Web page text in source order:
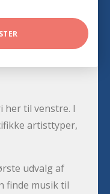
her til venstre. I
artisttyper,
udvalg af
finde musik til